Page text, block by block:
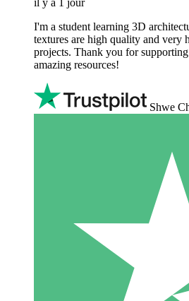
I'm a student learning 3D
textures are high quality and very
projects. Thank you for
amazing resources!
Shwe